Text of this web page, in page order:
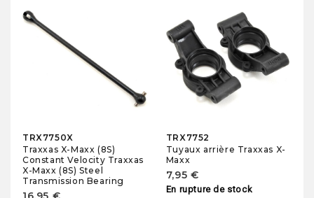
TRX7750X
Traxxas X-Maxx (8S)
Constant Velocity Traxxas
X-Maxx (8S) Steel
Transmission Bearing
TRX7752
Tuyaux arrière Traxxas X-
Maxx
7,95 €
En rupture de stock